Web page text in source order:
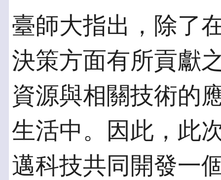
臺師大指出，除了
決策方面有所貢獻
資源與相關技術的
生活中。因此，此
邁科技共同開發一